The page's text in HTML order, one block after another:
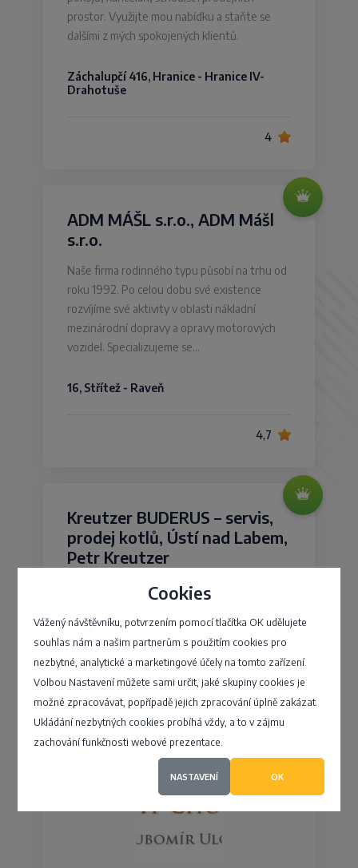
Cookies
Vážený návštěvníku, potvrzením pomocí tlačítka OK udělujete
souhlas nám a našim partnerům s použitím cookies pro
nezbytné, analytické a marketingové účely na tomto zařízení.
Volbou Nastavení můžete sami určit, jaké skupiny cookies je
možné zpracovávat, popřípadě jejich zpracování úplně zakázat.
Ukládání nezbytných cookies probíhá vždy, a to v zájmu
zachování funkčnosti webové prezentace.
NASTAVENÍ OK
prostor. Využijte mou nabídku a staňte se
dalšími z mých spokojených klientů.
Záchalupčí 416, Hranice - Hranice IV-
Drahotuše
4
ADM MÁŠL s.r.o., ADM Mášl
s.r.o.
Naše firma rodinného typu působí na trhu od
roku 1992. Po celou dobu své existence
rozvíjíme své aktivity v oblasti nákladní
mezinárodní dopravy a opravy motorových
vozidel. Specializujeme se…
16, Střítež - Raveň
4,7
Kreutzer BUDERUS – servis,
prodej kotlů, Ústí nad Labem,
Petr Kreutzer
Provádíme montáže, opravy, revize a
100, Chlumec - Žandov
4,5